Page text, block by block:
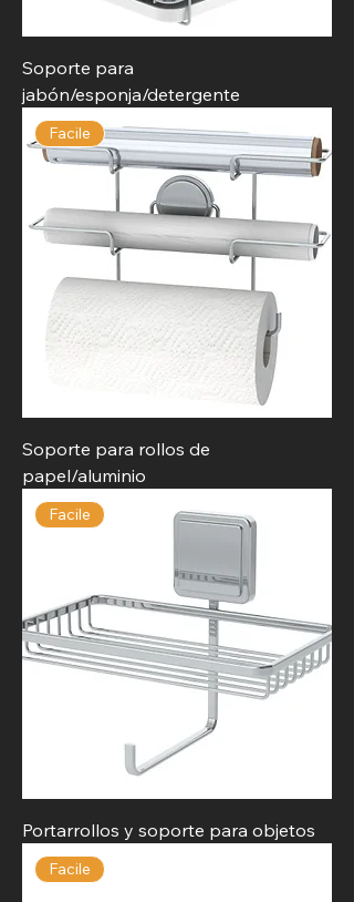
Soporte para
jabón/esponja/detergente
Facile
Soporte para rollos de
papel/aluminio
Facile
Portarrollos y soporte para objetos
Facile